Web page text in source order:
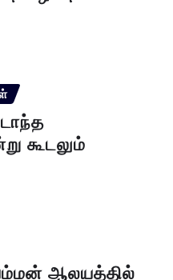
கூடலும்
ஆலயத்தில்